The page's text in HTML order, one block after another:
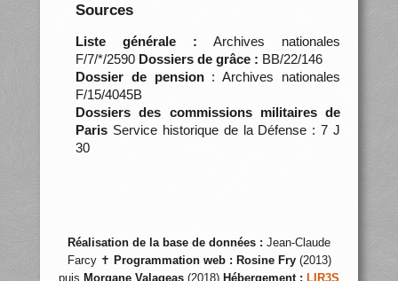
Sources
Liste générale : Archives nationales
F/7/*/2590 Dossiers de grâce : BB/22/146
Dossier de pension: Archives nationales
F/15/4045B
Dossiers des commissions militaires de
ParisService historique de la Défense : 7 J
30
Réalisation de la base de données : Jean-Claude
Farcy ✝ Programmation web : Rosine Fry(2013)
puis Morgane Valageas (2018) Hébergement : LIR3S